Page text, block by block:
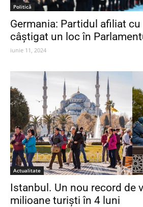
Politică
Germania: Partidul afiliat
câștigat un loc în
iunie 11, 2024
Actualitate
Istanbul. Un nou record de
milioane turiști în 4 luni